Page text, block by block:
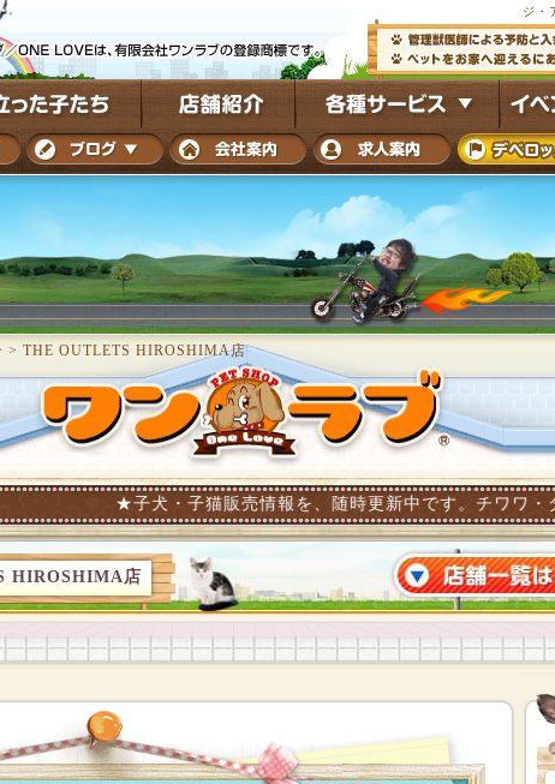
ジ・
> THE OUTLETS HIROSHIMA店
★子犬・子猫販売情報を、随時更新中です。チワワ・ダックス
HIROSHIMA店